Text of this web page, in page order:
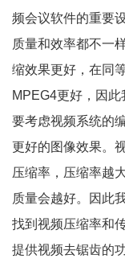
频会议软件的重要
质量和效率都不一
缩效果更好，在同
MPEG4更好，因此
要考虑视频系统的
更好的图像效果。
压缩率，压缩率越
质量会越好。因此
找到视频压缩率和
提供视频去锯齿的